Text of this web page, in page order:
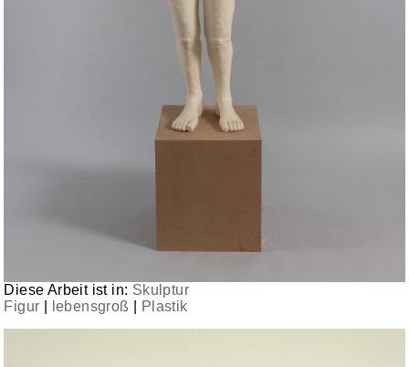
Diese Arbeit ist in: Skulptur
Figur
lebensgroß Plastik